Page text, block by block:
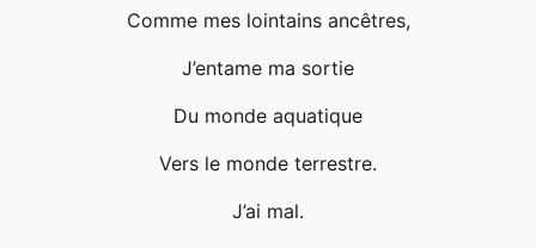
Comme mes lointains ancêtres,
J’entame ma sortie
Du monde aquatique
Vers le monde terrestre.
J’ai mal.